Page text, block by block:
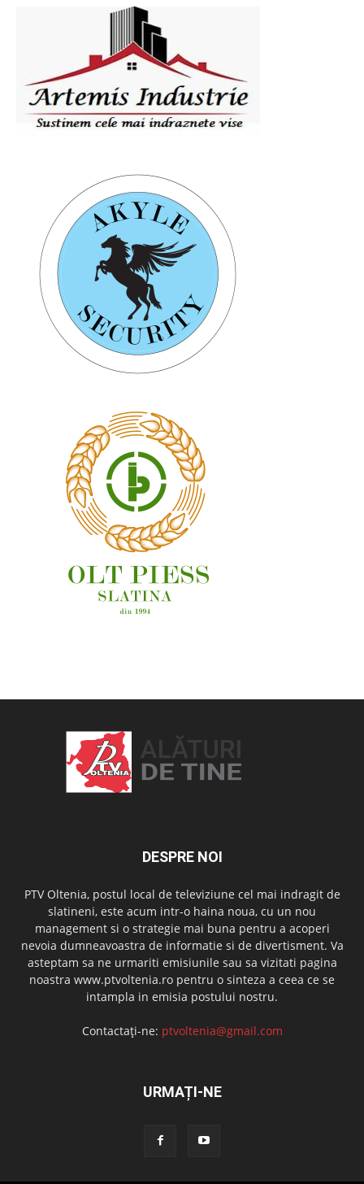
DESPRE NOI
PTV Oltenia, postul local de televiziune cel mai indragit de
slatineni, este acum intr-o haina noua, cu un nou
management si o strategie mai buna pentru a acoperi
nevoia dumneavoastra de informatie si de divertisment. Va
asteptam sa ne urmariti emisiunile sau sa vizitati pagina
noastra www.ptvoltenia.ro pentru o sinteza a ceea ce se
intampla in emisia postului nostru.
Contactați-ne: ptvoltenia@gmail.com
URMAȚI-NE